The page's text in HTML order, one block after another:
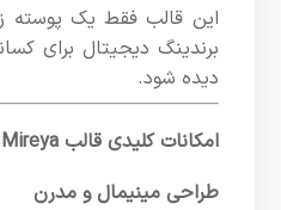
این قالب فقط یک پوسته
برندینگ دیجیتال برای
دیده شود.
امکانات کلیدی قالب Mireya
طراحی مینیمال و مدرن